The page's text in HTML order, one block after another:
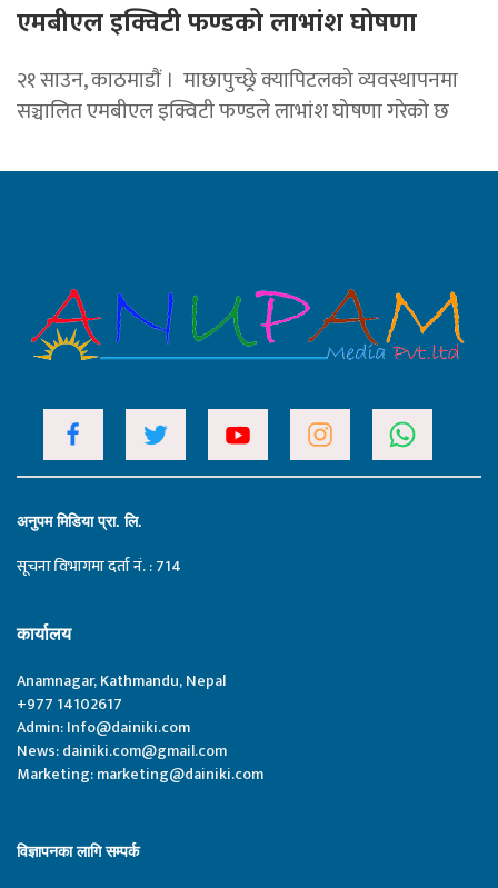
एमबीएल इक्विटी फण्डको लाभांश घोषणा
२१ साउन, काठमाडाैं । माछापुच्छ्र्रे क्यापिटलको व्यवस्थापनमा
सञ्चालित एमबीएल इक्विटी फण्डले लाभांश घोषणा गरेको छ
अनुपम मिडिया प्रा. लि.
सूचना विभागमा दर्ता नं. : 714
कार्यालय
Anamnagar, Kathmandu, Nepal
+977 14102617
Admin:Info@dainiki.com
News:dainiki.com@gmail.com
Marketing:marketing@dainiki.com
विज्ञापनका लागि सम्पर्क